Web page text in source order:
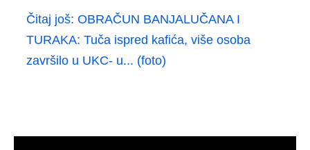
Čitaj još: OBRAČUN BANJALUČANA I
TURAKA: Tuča ispred kafića, više osoba
završilo u UKC- u... (foto)